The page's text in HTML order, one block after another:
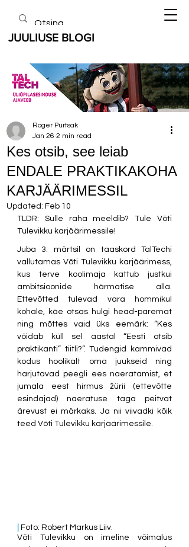
JUULIUSE BLOGI
Kes otsib, see leiab
ENDALE PRAKTIKAKOHA
KARJÄÄRIMESSIL
Roger Purtsak
Jan 26 2 min read
Updated: Feb 10
TLDR: Sulle raha meeldib? Tule Võti
Tulevikku karjäärimessile!
Juba 3. märtsil on taaskord TalTechi
vallutamas Võti Tulevikku karjäärimess,
kus terve koolimaja kattub justkui
ambitsioonide härmatise alla.
Ettevõtted tulevad vara hommikul
kohale, käe otsas hulgi head-paremat
ning mõttes vaid üks eemärk: “Kes
võidab küll sel aastal “Eesti otsib
praktikanti” tiitli?”. Tudengid kammivad
kodus hoolikalt oma juukseid ning
harjutavad peegli ees naeratamist, et
jumala eest hirmus žürii (ettevõtte
esindajad) naeratuse taga peitvat
ärevust ei märkaks. Ja nii viivadki kõik
teed Võti Tulevikku karjäärimessile.
Foto: Robert Markus Liiv.
Võti Tulevikku on imeline võimalus